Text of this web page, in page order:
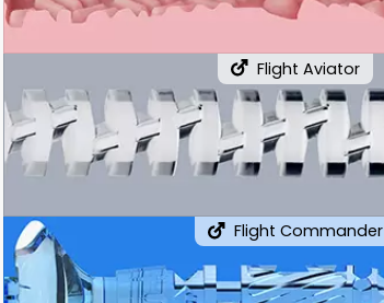
Flight Aviator
Flight Commander